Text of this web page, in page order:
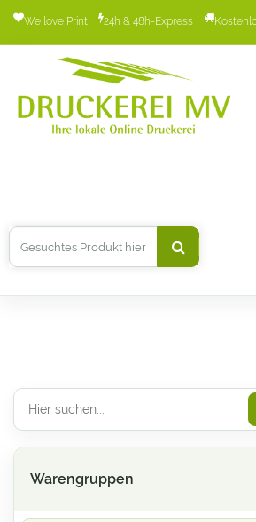
We love Print 24h & 48h-Express
Warengruppen